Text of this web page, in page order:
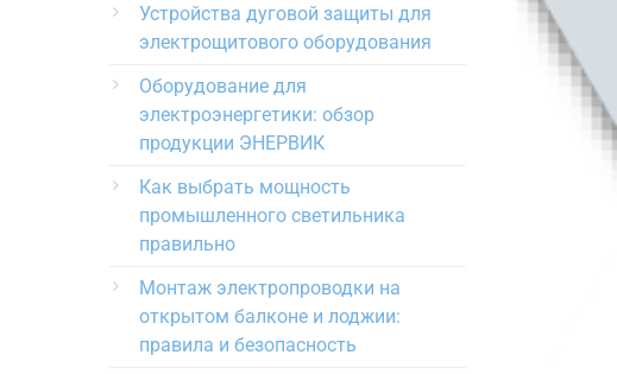
Устройства дуговой защиты для
электрощитового оборудования
Оборудование для
электроэнергетики: обзор
продукции ЭНЕРВИК
Как выбрать мощность
промышленного светильника
правильно
Монтаж электропроводки на
открытом балконе и лоджии:
правила и безопасность